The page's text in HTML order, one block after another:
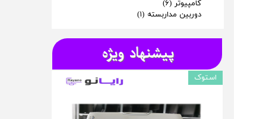
کامپیوتر (۶)
دوربین مداربسته (۱)
استوک
پیشنهاد ویژه